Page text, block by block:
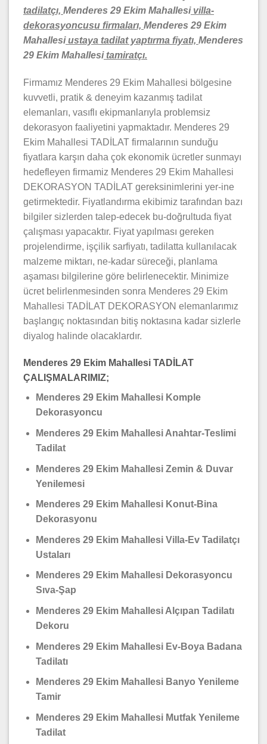
tadilatçı, Menderes 29 Ekim Mahallesivilla-
dekorasyoncusu firmaları, Menderes 29 Ekim
Mahallesiustaya tadilat yaptırma fiyatı, Menderes
29 Ekim Mahallesitamiratçı.
Firmamız Menderes 29 Ekim Mahallesi bölgesine
kuvvetli, pratik & deneyim kazanmış tadilat
elemanları, vasıflı ekipmanlarıyla problemsiz
dekorasyon faaliyetini yapmaktadır. Menderes 29
Ekim Mahallesi TADİLAT firmalarının sunduğu
fiyatlara karşın daha çok ekonomik ücretler sunmayı
hedefleyen firmamiz Menderes 29 Ekim Mahallesi
DEKORASYON TADİLAT gereksinimlerini yer-ine
getirmektedir. Fiyatlandırma ekibimiz tarafından bazı
bilgiler sizlerden talep-edecek bu-doğrultuda fiyat
çalışması yapacaktır. Fiyat yapılması gereken
projelendirme, işçilik sarfiyatı, tadilatta kullanılacak
malzeme miktarı, ne-kadar süreceği, planlama
aşaması bilgilerine göre belirlenecektir. Minimize
ücret belirlenmesinden sonra Menderes 29 Ekim
Mahallesi TADİLAT DEKORASYON elemanlarımız
başlangıç noktasından bitiş noktasına kadar sizlerle
diyalog halinde olacaklardır.
Menderes 29 Ekim Mahallesi TADİLAT
ÇALIŞMALARIMIZ;
Menderes 29 Ekim Mahallesi Komple
Dekorasyoncu
Menderes 29 Ekim Mahallesi Anahtar-Teslimi
Tadilat
Menderes 29 Ekim Mahallesi Zemin & Duvar
Yenilemesi
Menderes 29 Ekim Mahallesi Konut-Bina
Dekorasyonu
Menderes 29 Ekim Mahallesi Villa-Ev Tadilatçı
Ustaları
Menderes 29 Ekim Mahallesi Dekorasyoncu
Sıva-Şap
Menderes 29 Ekim Mahallesi Alçıpan Tadilatı
Dekoru
Menderes 29 Ekim Mahallesi Ev-Boya Badana
Tadilatı
Menderes 29 Ekim Mahallesi Banyo Yenileme
Tamir
Menderes 29 Ekim Mahallesi Mutfak Yenileme
Tadilat